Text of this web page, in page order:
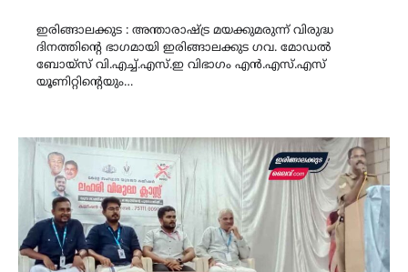
ഇരിങ്ങാലക്കുട : അന്താരാഷ്ട്ര മയക്കുമരുന്ന് വിരുദ്ധ
ദിനത്തിൻ്റെ ഭാഗമായി ഇരിങ്ങാലക്കുട ഗവ. മോഡൽ
ബോയ്സ് വി.എച്ച്.എസ്.ഇ വിഭാഗം എൻ.എസ്.എസ്
യൂണിറ്റിൻ്റെയും…